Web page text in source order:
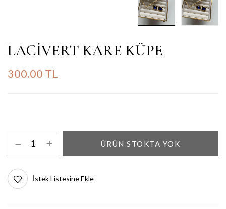
LACİVERT KARE KÜPE
300.00 TL
ÜRÜN STOKTA YOK
İstek Listesine Ekle